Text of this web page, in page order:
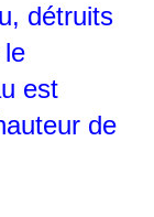
détruits
est
de